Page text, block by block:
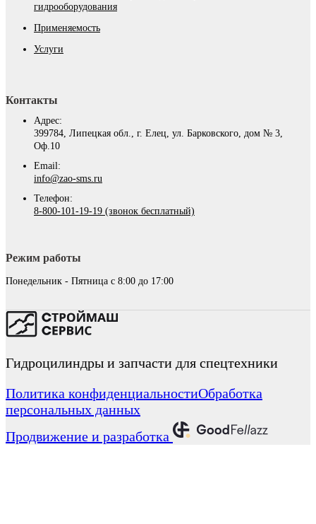
гидрооборудования
Применяемость
Услуги
Контакты
Адрес:
399784, Липецкая обл., г. Елец, ул. Барковского, дом № 3,
Оф.10
Email:
info@zao-sms.ru
Телефон:
8-800-101-19-19 (звонок бесплатный)
Режим работы
Понедельник - Пятница с 8:00 до 17:00
Гидроцилиндры и запчасти для спецтехники
Политика конфиденциальностиОбработка
персональных данных
Продвижение и разработка